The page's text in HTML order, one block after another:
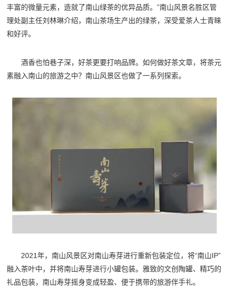
丰富的微量元素，造就了南山绿茶的优异品质。”南山风景名胜区管
理处副主任刘林琳介绍，南山茶场生产出的绿茶，深受爱茶人士青睐
和好评。
酒香也怕巷子深，好茶更要打响品牌。如何做好茶文章，将茶元
素融入南山的旅游之中？南山风景区也做了一系列探索。
2021年，南山风景区对南山寿芽进行重新包装定位，将“南山IP”
融入茶叶中，并将南山寿芽进行小罐包装。雅致的文创陶罐、精巧的
礼品包装，南山寿芽摇身变成轻盈、便于携带的旅游伴手礼。